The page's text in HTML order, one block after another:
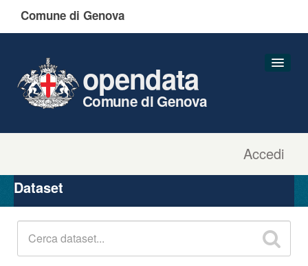
Comune di Genova
Accedi
opendata
Comune di Genova
Organizzazioni
Gruppi
Dataset